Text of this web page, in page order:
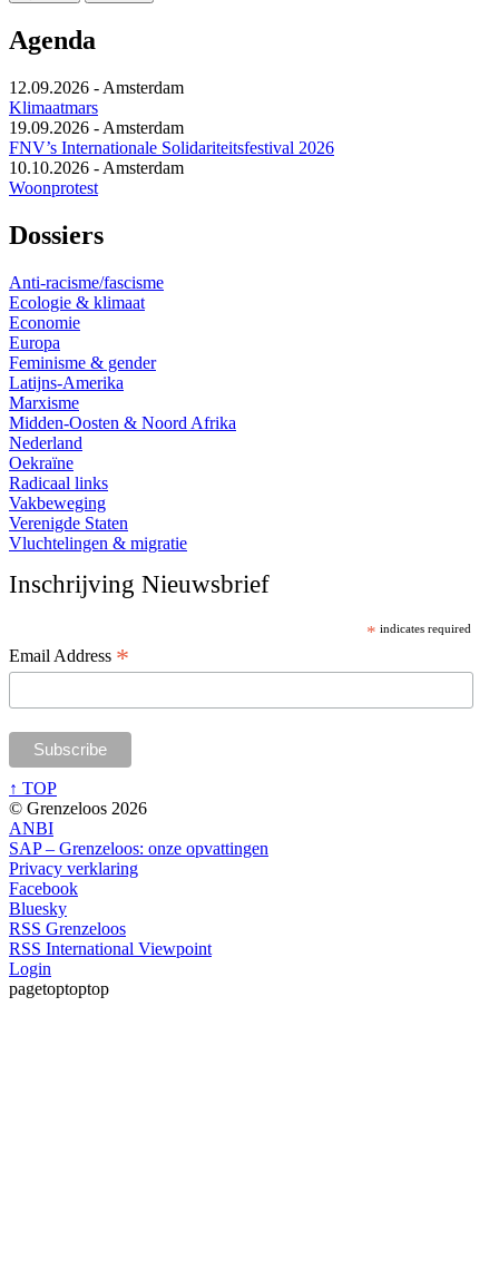
Agenda
12.09.2026 - Amsterdam
Klimaatmars
19.09.2026 - Amsterdam
FNV’s Internationale Solidariteitsfestival 2026
10.10.2026 - Amsterdam
Woonprotest
Dossiers
Anti-racisme/fascisme
Ecologie & klimaat
Economie
Europa
Feminisme & gender
Latijns-Amerika
Marxisme
Midden-Oosten & Noord Afrika
Nederland
Oekraïne
Radicaal links
Vakbeweging
Verenigde Staten
Vluchtelingen & migratie
Inschrijving Nieuwsbrief
* indicates required
Email Address *
↑ TOP
© Grenzeloos 2026
ANBI
SAP – Grenzeloos: onze opvattingen
Privacy verklaring
Facebook
Bluesky
RSS Grenzeloos
RSS International Viewpoint
Login
pagetoptoptop